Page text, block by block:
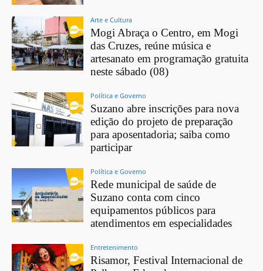
Arte e Cultura
Mogi Abraça o Centro, em Mogi
das Cruzes, reúne música e
artesanato em programação gratuita
neste sábado (08)
Política e Governo
Suzano abre inscrições para nova
edição do projeto de preparação
para aposentadoria; saiba como
participar
Política e Governo
Rede municipal de saúde de
Suzano conta com cinco
equipamentos públicos para
atendimentos em especialidades
Entretenimento
Risamor, Festival Internacional de